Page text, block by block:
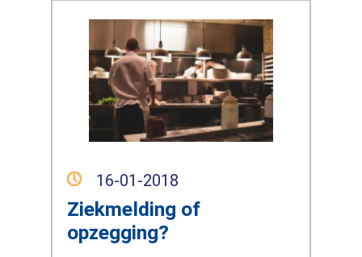
16-01-2018
Ziekmelding of
opzegging?